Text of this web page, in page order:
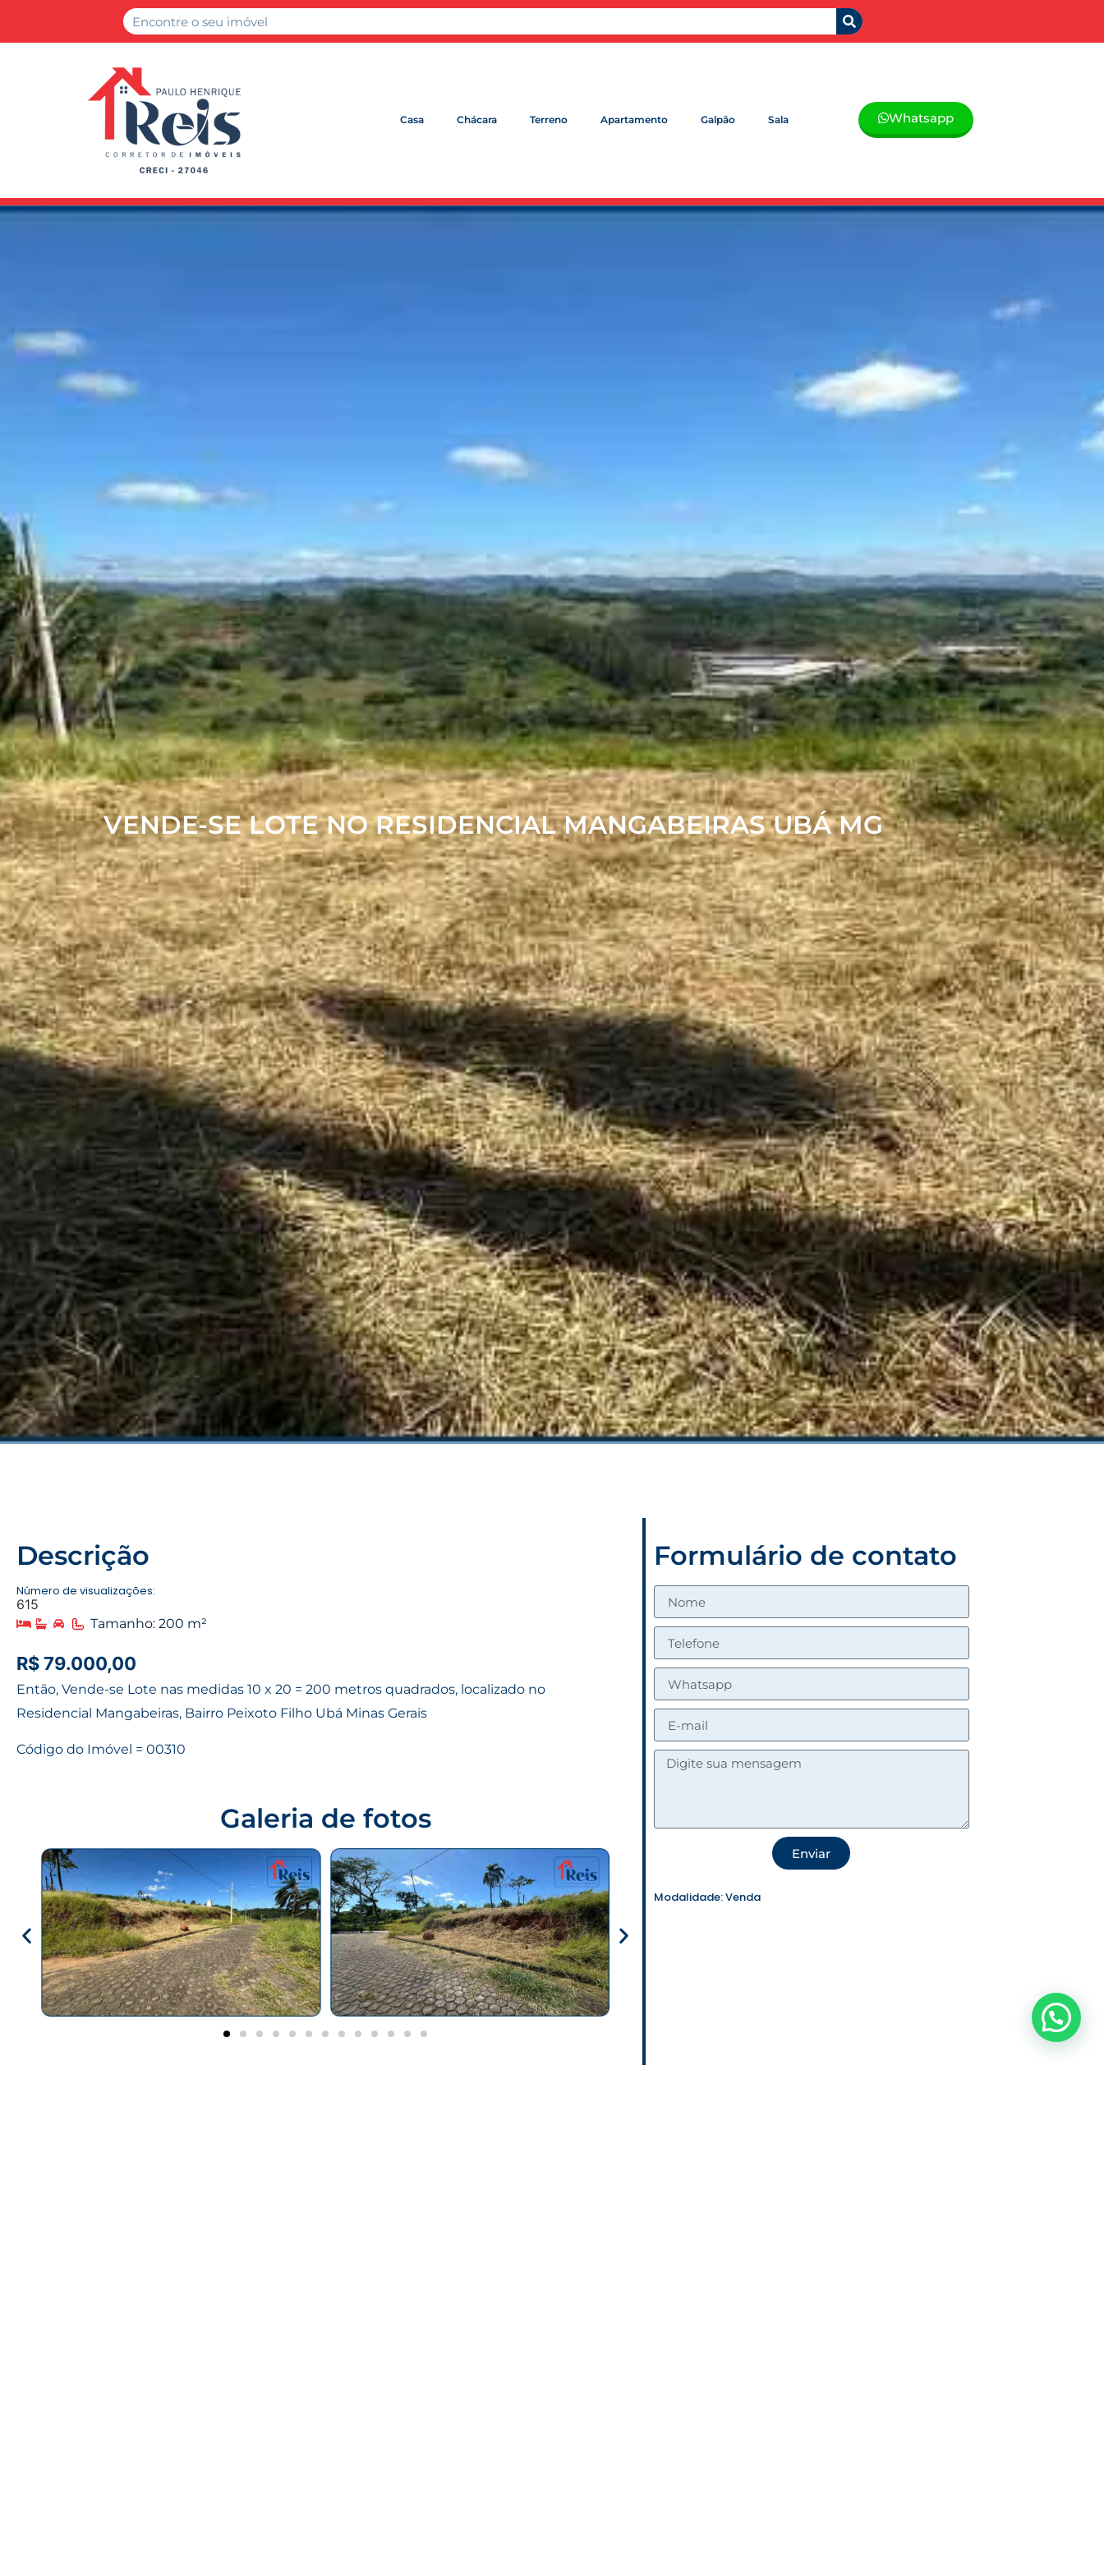
Casa Chácara Terreno Apartamento Galpão Sala Whatsapp
VENDE-SE LOTE NO RESIDENCIAL MANGABEIRAS UBÁ MG
Descrição
Número de visualizações:
615
Tamanho: 200 m²
R$ 79.000,00
Então, Vende-se Lote nas medidas 10 x 20 = 200 metros quadrados, localizado no
Residencial Mangabeiras, Bairro Peixoto Filho Ubá Minas Gerais
Código do Imóvel = 00310
Galeria de fotos
Formulário de contato
Enviar
Modalidade:Venda